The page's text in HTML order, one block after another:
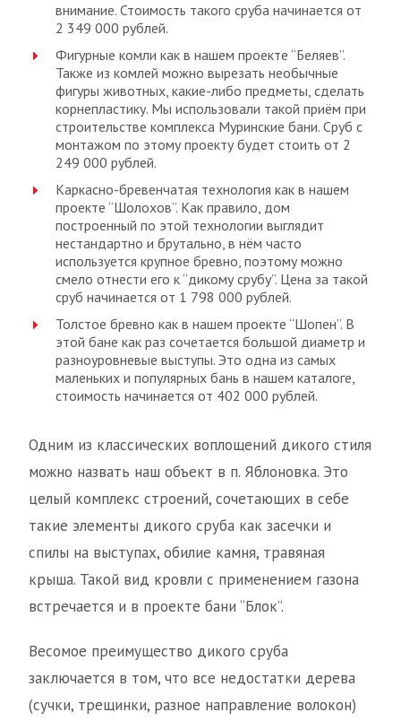
внимание. Стоимость такого сруба начинается от
2 349 000 рублей.
Фигурные комли как в нашем проекте “Беляев”.
Также из комлей можно вырезать необычные
фигуры животных, какие-либо предметы, сделать
корнепластику. Мы использовали такой приём при
строительстве комплекса Муринские бани. Сруб с
монтажом по этому проекту будет стоить от 2
249 000 рублей.
Каркасно-бревенчатая технология как в нашем
проекте “Шолохов”. Как правило, дом
построенный по этой технологии выглядит
нестандартно и брутально, в нём часто
используется крупное бревно, поэтому можно
смело отнести его к “дикому срубу”. Цена за такой
сруб начинается от 1 798 000 рублей.
Толстое бревно как в нашем проекте “Шопен”. В
этой бане как раз сочетается большой диаметр и
разноуровневые выступы. Это одна из самых
маленьких и популярных бань в нашем каталоге,
стоимость начинается от 402 000 рублей.
Одним из классических воплощений дикого стиля
можно назвать наш объект в п. Яблоновка. Это
целый комплекс строений, сочетающих в себе
такие элементы дикого сруба как засечки и
спилы на выступах, обилие камня, травяная
крыша. Такой вид кровли с применением газона
встречается и в проекте бани “Блок”.
Весомое преимущество дикого сруба
заключается в том, что все недостатки дерева
(сучки, трещинки, разное направление волокон)